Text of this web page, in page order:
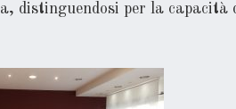
distinguendosi per la